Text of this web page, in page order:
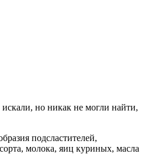
но никак не могли найти,
подсластителей,
молока, яиц куриных, масла